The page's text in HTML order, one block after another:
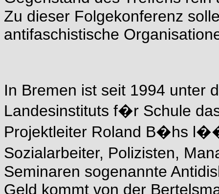
Zu dieser Folgekonferenz
antifaschistische
In Bremen ist seit 1994 unter
Landesinstituts f�r Schule
Projektleiter Roland B�hs
Sozialarbeiter, Polizisten,
Seminaren sogenannte
Geld kommt von der